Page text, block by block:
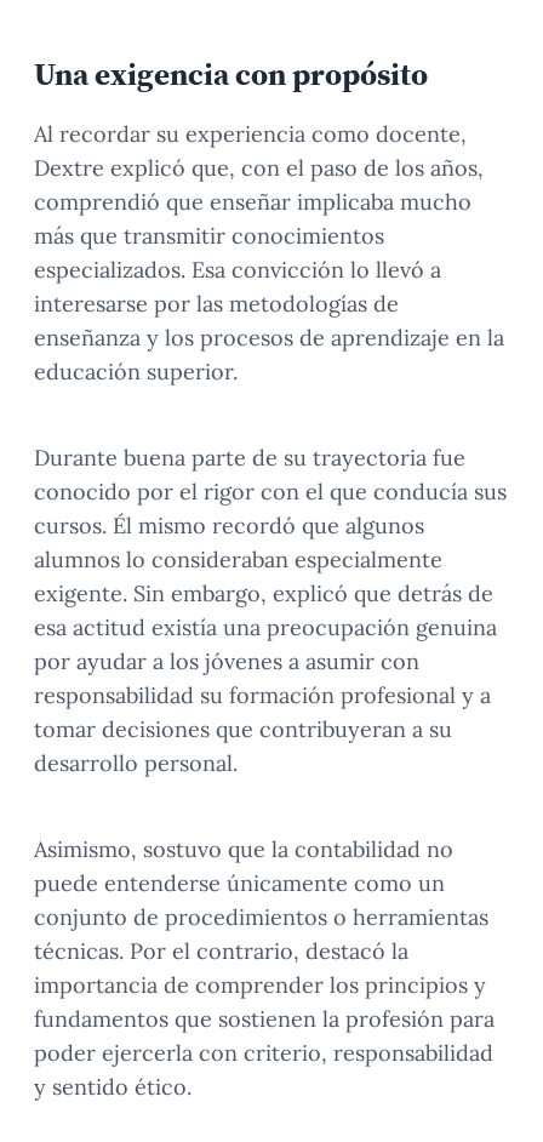
Una exigencia con propósito
Al recordar su experiencia como docente,
Dextre explicó que, con el paso de los años,
comprendió que enseñar implicaba mucho
más que transmitir conocimientos
especializados. Esa convicción lo llevó a
interesarse por las metodologías de
enseñanza y los procesos de aprendizaje en la
educación superior.
Durante buena parte de su trayectoria fue
conocido por el rigor con el que conducía sus
cursos. Él mismo recordó que algunos
alumnos lo consideraban especialmente
exigente. Sin embargo, explicó que detrás de
esa actitud existía una preocupación genuina
por ayudar a los jóvenes a asumir con
responsabilidad su formación profesional y a
tomar decisiones que contribuyeran a su
desarrollo personal.
Asimismo, sostuvo que la contabilidad no
puede entenderse únicamente como un
conjunto de procedimientos o herramientas
técnicas. Por el contrario, destacó la
importancia de comprender los principios y
fundamentos que sostienen la profesión para
poder ejercerla con criterio, responsabilidad
y sentido ético.